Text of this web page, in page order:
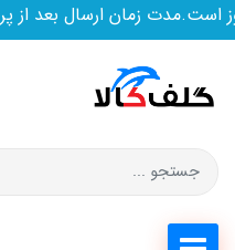
زمان ارسال بعد از